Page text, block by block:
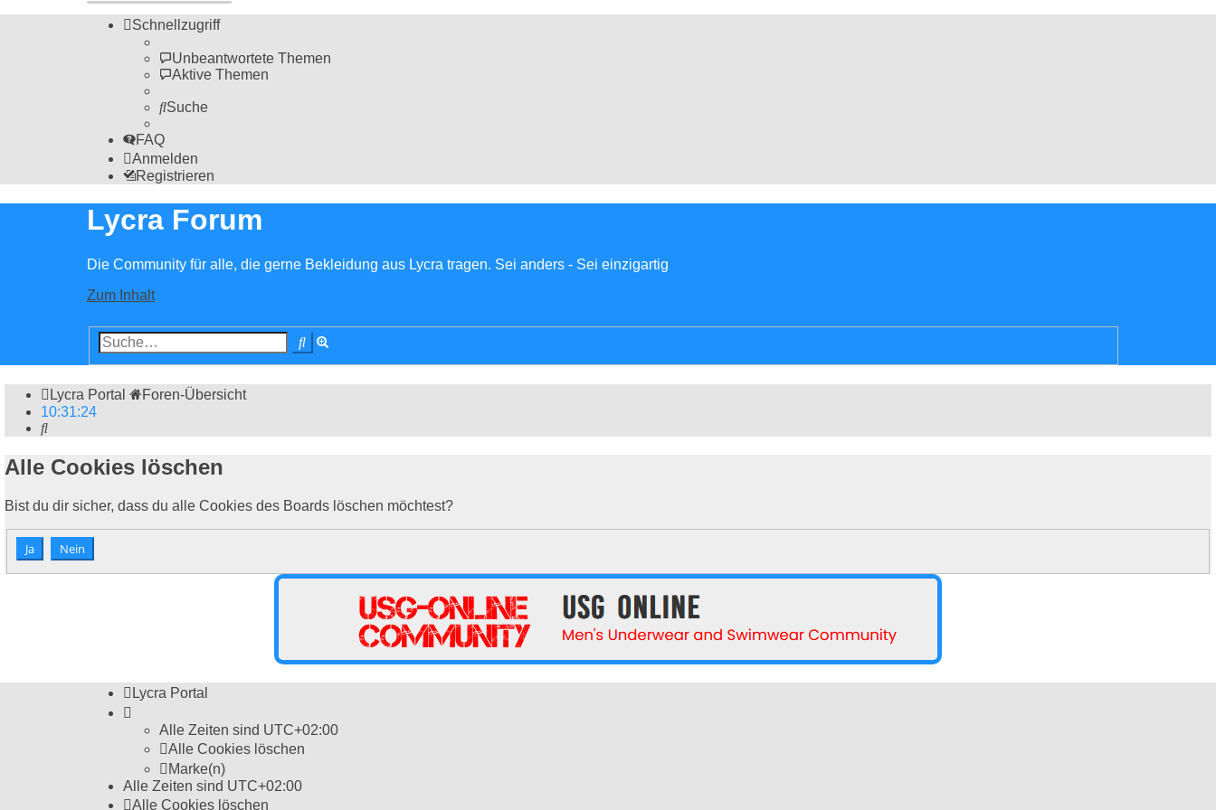
Schnellzugriff
Unbeantwortete Themen
Aktive Themen
Suche
FAQ
Anmelden
Registrieren
Lycra Forum
Die Community für alle, die gerne Bekleidung aus Lycra tragen. Sei anders - Sei einzigartig
Zum Inhalt
Suche
Lycra Portal
Foren-Übersicht
10:31:24
Suche
Alle Cookies löschen
Bist du dir sicher, dass du alle Cookies des Boards löschen möchtest?
Lycra Portal
Alle Zeiten sind UTC+02:00
Alle Cookies löschen
Marke(n)
Alle Zeiten sind UTC+02:00
Alle Cookies löschen